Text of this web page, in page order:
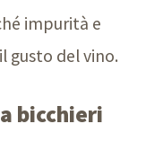
impurità e
gusto del vino.
bicchieri